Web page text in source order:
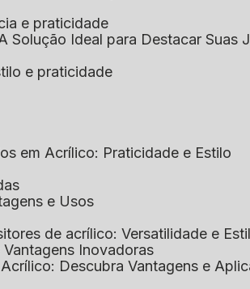
e praticidade
Solução Ideal para Destacar Suas
e praticidade
em Acrílico: Praticidade e Estilo
e Usos
de acrílico: Versatilidade e
Vantagens Inovadoras
Acrílico: Descubra Vantagens e